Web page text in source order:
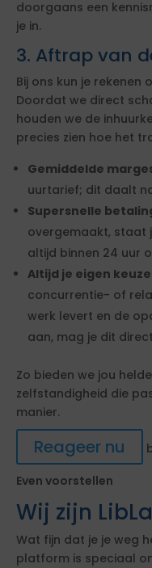
doorgaans een
je in.
3. Aftrap van
Bij ons kun je
Doordat we direct
houden we de
precies zien hoe het
Gemiddelde
uurtarief; dit daalt
Supersnelle
overgemaakt, staat
altijd binnen 24 uur
Altijd je eigen
concurrentie- of
werk levert en de
aan, mag je dit
Zo bieden we jou
zelfstandigheid die
manier.
Reageer nu
Even voorstellen
Wij zijn
Wat fijn dat je je weg
platform is speciaal